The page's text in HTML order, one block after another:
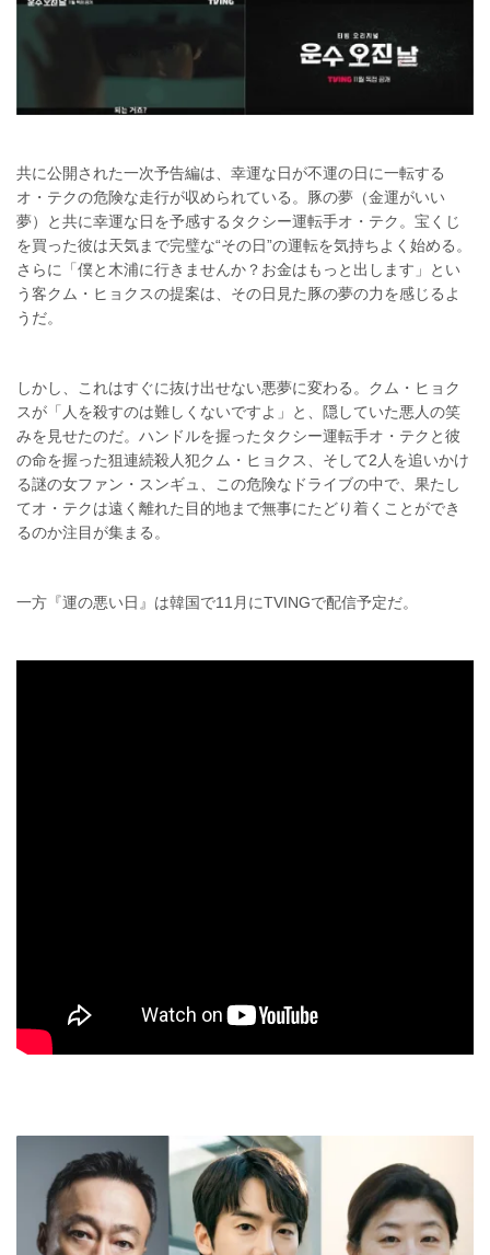
共に公開された一次予告編は、幸運な日が不運の日に一転する
オ・テクの危険な走行が収められている。豚の夢（金運がいい
夢）と共に幸運な日を予感するタクシー運転手オ・テク。宝くじ
を買った彼は天気まで完璧な“その日”の運転を気持ちよく始める。
さらに「僕と木浦に行きませんか？お金はもっと出します」とい
う客クム・ヒョクスの提案は、その日見た豚の夢の力を感じるよ
うだ。
しかし、これはすぐに抜け出せない悪夢に変わる。クム・ヒョク
スが「人を殺すのは難しくないですよ」と、隠していた悪人の笑
みを見せたのだ。ハンドルを握ったタクシー運転手オ・テクと彼
の命を握った狙連続殺人犯クム・ヒョクス、そして2人を追いかけ
る謎の女ファン・スンギュ、この危険なドライブの中で、果たし
てオ・テクは遠く離れた目的地まで無事にたどり着くことができ
るのか注目が集まる。
一方『運の悪い日』は韓国で11月にTVINGで配信予定だ。